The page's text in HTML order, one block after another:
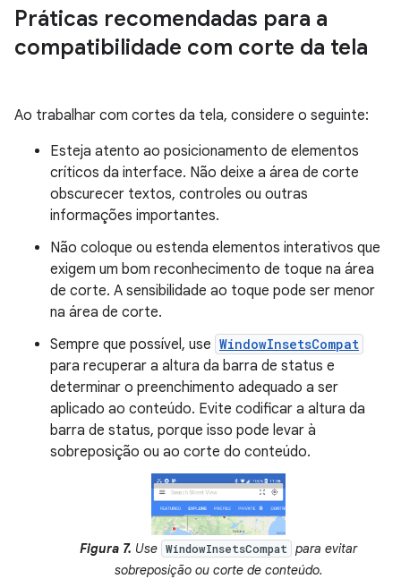
Práticas recomendadas para a
compatibilidade com corte da tela
Ao trabalhar com cortes da tela, considere o seguinte:
Esteja atento ao posicionamento de elementos
críticos da interface. Não deixe a área de corte
obscurecer textos, controles ou outras
informações importantes.
Não coloque ou estenda elementos interativos que
exigem um bom reconhecimento de toque na área
de corte. A sensibilidade ao toque pode ser menor
na área de corte.
Sempre que possível, use WindowInsetsCompat
para recuperar a altura da barra de status e
determinar o preenchimento adequado a ser
aplicado ao conteúdo. Evite codificar a altura da
barra de status, porque isso pode levar à
sobreposição ou ao corte do conteúdo.
Figura 7. Use WindowInsetsCompat
para evitar
sobreposição ou corte de conteúdo.